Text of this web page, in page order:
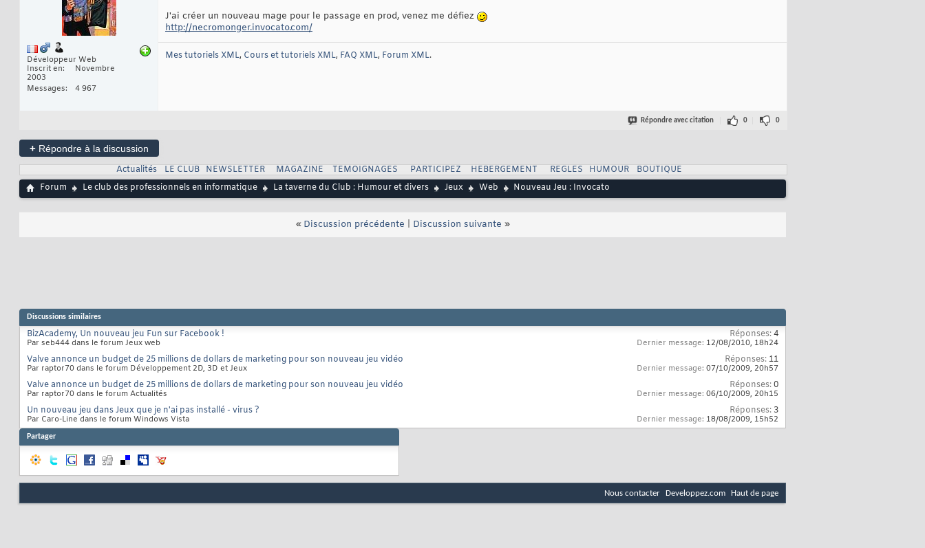
Développeur Web
Inscrit en
Novembre
2003
Messages
4 967
J'ai créer un nouveau mage pour le passage en prod, venez me défiez
http://necromonger.invocato.com/
Mes tutoriels XML, Cours et tutoriels XML, FAQ XML, Forum XML.
Répondre avec citation 0 0
+ Répondre à la discussion
Actualités
LE CLUB NEWSLETTER MAGAZINE TEMOIGNAGES PARTICIPEZ HEBERGEMENT REGLES HUMOUR
BOUTIQUE
Forum
Le club des professionnels en informatique La taverne du Club : Humour et divers Jeux Web Nouveau Jeu : Invocato
« Discussion précédente Discussion suivante »
Discussions similaires
BizAcademy, Un nouveau jeu Fun sur Facebook !
Par seb444 dans le forum Jeux web
Réponses:4
Dernier message: 12/08/2010, 18h24
Valve annonce un budget de 25 millions de dollars de marketing pour son nouveau jeu vidéo
Par raptor70 dans le forum Développement 2D, 3D et Jeux
Réponses: 11
Dernier message: 07/10/2009, 20h57
Valve annonce un budget de 25 millions de dollars de marketing pour son nouveau jeu vidéo
Par raptor70 dans le forum Actualités
Réponses:0
Dernier message: 06/10/2009, 20h15
Un nouveau jeu dans Jeux que je n'ai pas installé - virus ?
Par Caro-Line dans le forum Windows Vista
Réponses: 3
Dernier message: 18/08/2009, 15h52
Partager
Nous contacter Developpez.com Haut de page